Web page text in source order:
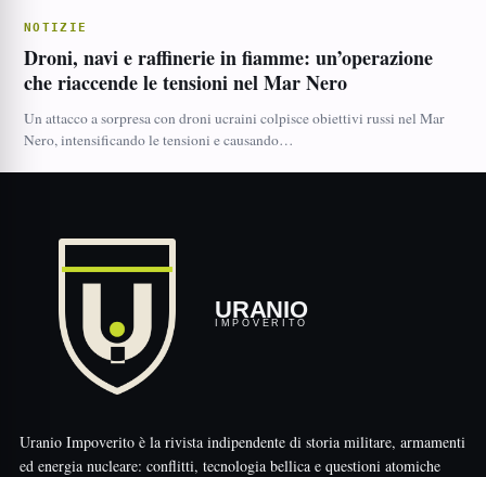
NOTIZIE
Droni, navi e raffinerie in fiamme: un’operazione
che riaccende le tensioni nel Mar Nero
Un attacco a sorpresa con droni ucraini colpisce obiettivi russi nel Mar
Nero, intensificando le tensioni e causando…
URANIO
IMPOVERITO
Uranio Impoverito è la rivista indipendente di storia militare, armamenti
ed energia nucleare: conflitti, tecnologia bellica e questioni atomiche